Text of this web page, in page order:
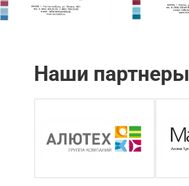
Наши партнеры